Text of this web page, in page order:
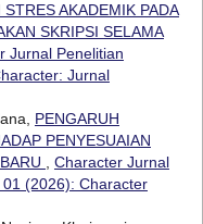
AKADEMIK PADA
SKRIPSI SELAMA
Jurnal Penelitian
Jurnal
PENGARUH
PENYESUAIAN
, Character Jurnal
(2026): Character